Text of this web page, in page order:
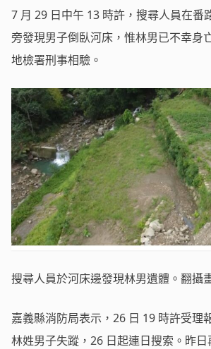
7 月 29 日中午 13 時許，搜尋人員在番
旁發現男子倒臥河床，惟林男已不幸身
地檢署刑事相驗。
搜尋人員於河床邊發現林男遺體。翻攝
嘉義縣消防局表示，26 日 19 時許受理
林姓男子失蹤，26 日起連日搜索。昨